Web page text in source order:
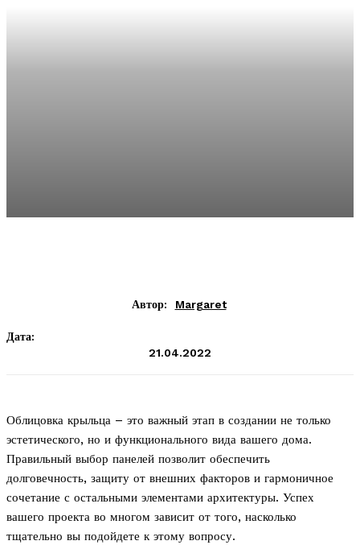
Автор: Margaret
Дата:
21.04.2022
Облицовка крыльца – это важный этап в создании не только
эстетического, но и функционального вида вашего дома.
Правильный выбор панелей позволит обеспечить
долговечность, защиту от внешних факторов и гармоничное
сочетание с остальными элементами архитектуры. Успех
вашего проекта во многом зависит от того, насколько
тщательно вы подойдете к этому вопросу.